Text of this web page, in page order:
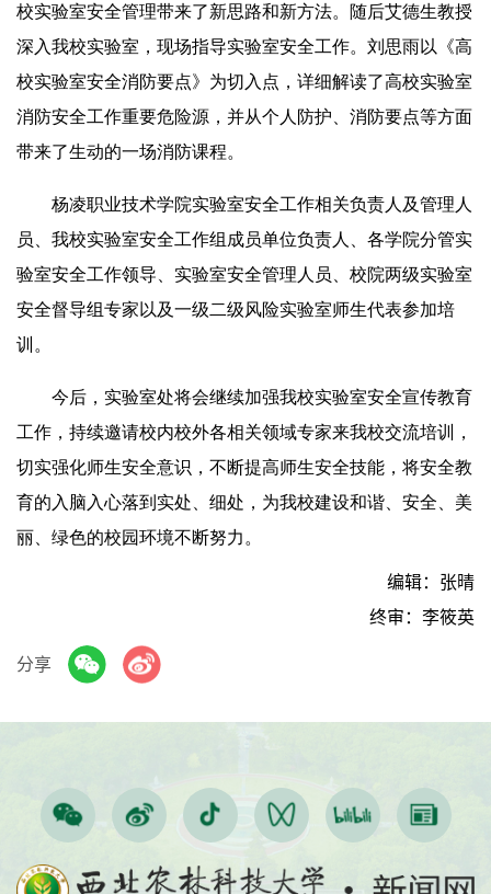
校实验室安全管理带来了新思路和新方法。随后艾德生教授
深入我校实验室，现场指导实验室安全工作。刘思雨以《高
校实验室安全消防要点》为切入点，详细解读了高校实验室
消防安全工作重要危险源，并从个人防护、消防要点等方面
带来了生动的一场消防课程。
杨凌职业技术学院实验室安全工作相关负责人及管理人
员、我校实验室安全工作组成员单位负责人、各学院分管实
验室安全工作领导、实验室安全管理人员、校院两级实验室
安全督导组专家以及一级二级风险实验室师生代表参加培
训。
今后，实验室处将会继续加强我校实验室安全宣传教育
工作，持续邀请校内校外各相关领域专家来我校交流培训，
切实强化师生安全意识，不断提高师生安全技能，将安全教
育的入脑入心落到实处、细处，为我校建设和谐、安全、美
丽、绿色的校园环境不断努力。
编辑：张晴
终审：李筱英
分享